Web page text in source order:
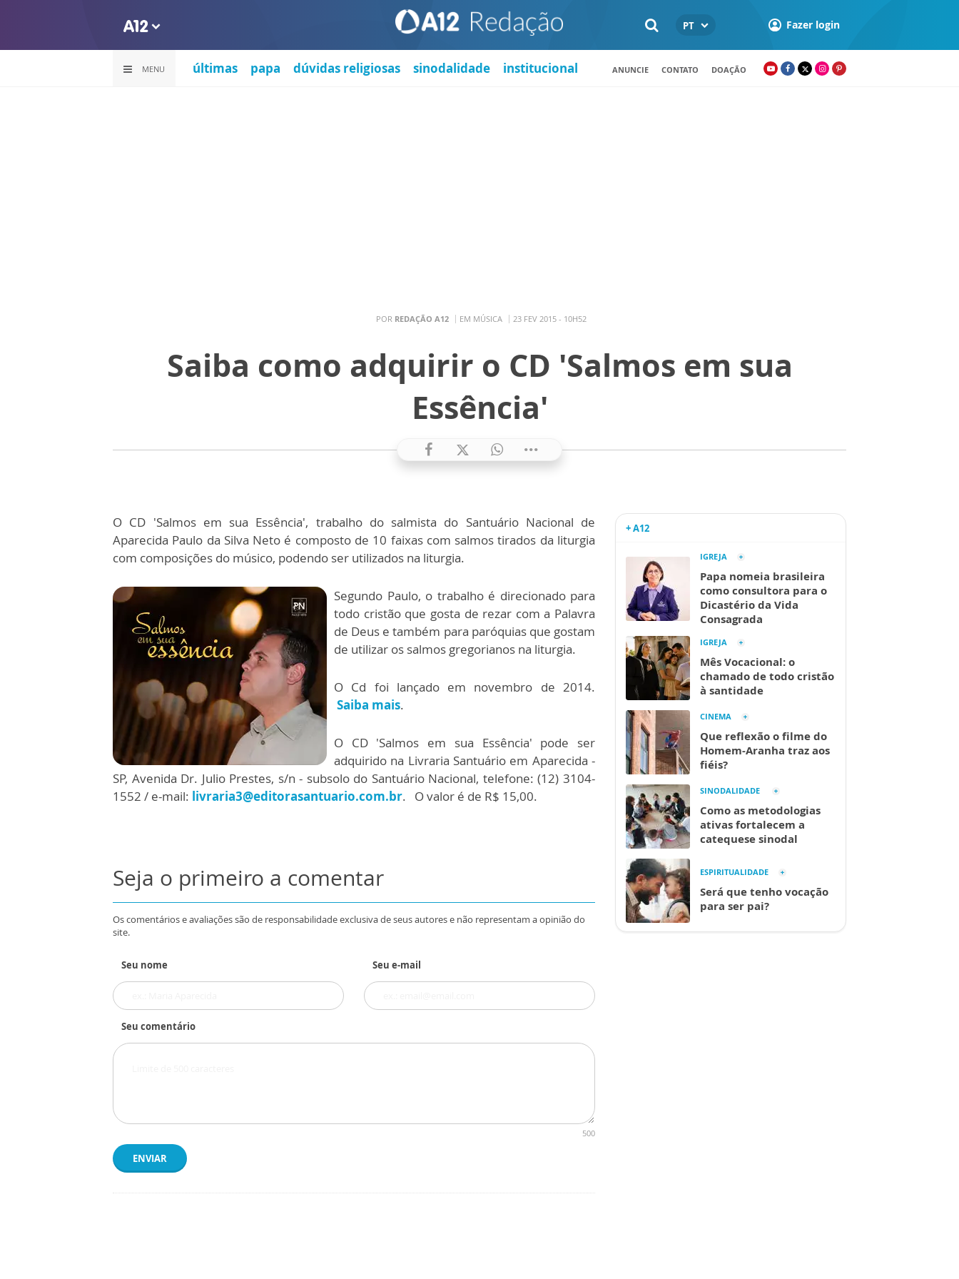
PT Fazer login
MENU últimas papa dúvidas religiosas sinodalidade institucional ANUNCIE CONTATO DOAÇÃO
POR REDAÇÃO A12 EM MÚSICA 23 FEV 2015 - 10H52
Saiba como adquirir o CD 'Salmos em sua
Essência'
O CD 'Salmos em sua Essência', trabalho do salmista do Santuário Nacional de
Aparecida Paulo da Silva Neto é composto de 10 faixas com salmos tirados da liturgia
com composições do músico, podendo ser utilizados na liturgia.
Segundo Paulo, o trabalho é direcionado para
todo cristão que gosta de rezar com a Palavra
de Deus e também para paróquias que gostam
de utilizar os salmos gregorianos na liturgia.
O Cd foi lançado em novembro de 2014.
Saiba mais.
O CD 'Salmos em sua Essência' pode ser
adquirido na Livraria Santuário em Aparecida -
SP, Avenida Dr. Julio Prestes, s/n - subsolo do Santuário Nacional, telefone: (12) 3104-
1552 / e-mail: livraria3@editorasantuario.com.br. O valor é de R$ 15,00.
Seja o primeiro a comentar
Os comentários e avaliações são de responsabilidade exclusiva de seus autores e não representam a opinião do
site.
Seu nome Seu e-mail
Seu comentário
500
ENVIAR
+ A12
IGREJA
Papa nomeia brasileira
como consultora para o
Dicastério da Vida
Consagrada
IGREJA
Mês Vocacional: o
chamado de todo cristão
à santidade
CINEMA
Que reflexão o filme do
Homem-Aranha traz aos
fiéis?
SINODALIDADE
Como as metodologias
ativas fortalecem a
catequese sinodal
ESPIRITUALIDADE
Será que tenho vocação
para ser pai?